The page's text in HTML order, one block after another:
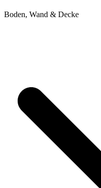
Boden, Wand & Decke